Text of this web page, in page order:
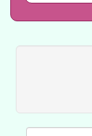
招
本
暨
礎
A3